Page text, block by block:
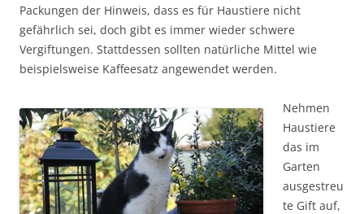
Packungen der Hinweis, dass es für Haustiere nicht
gefährlich sei, doch gibt es immer wieder schwere
Vergiftungen. Stattdessen sollten natürliche Mittel wie
beispielsweise Kaffeesatz angewendet werden.
Nehmen
Haustiere
das im
Garten
ausgestreu
te Gift auf,